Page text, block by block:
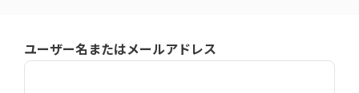
ユーザー名またはメールアドレス